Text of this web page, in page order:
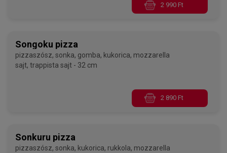
2 990 Ft
Songoku pizza
pizzaszósz, sonka, gomba, kukorica, mozzarella
sajt, trappista sajt - 32 cm
2 890 Ft
Sonkuru pizza
pizzaszósz, sonka, kukorica, rukkola, mozzarella